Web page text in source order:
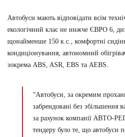
Автобуси мають відповідати всім
екологічний клас не нижче ЄВРО 6,
щонайменше 150 к.с., комфортні
кондиціонування, автономний
зокрема ABS, ASR, EBS та AEBS.
“Автобуси, за окремим
забрендовані без збільшення
за рахунок компанії АВТО-
тендеру було те, що автобуси